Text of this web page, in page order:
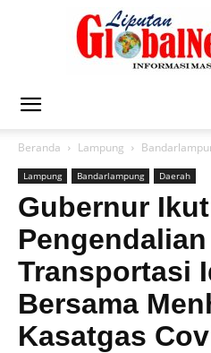
Beranda Lampung
Lampung Bandarlampung Daerah
Gubernur
Pengendalian
Transportasi
Bersama
Kasatgas